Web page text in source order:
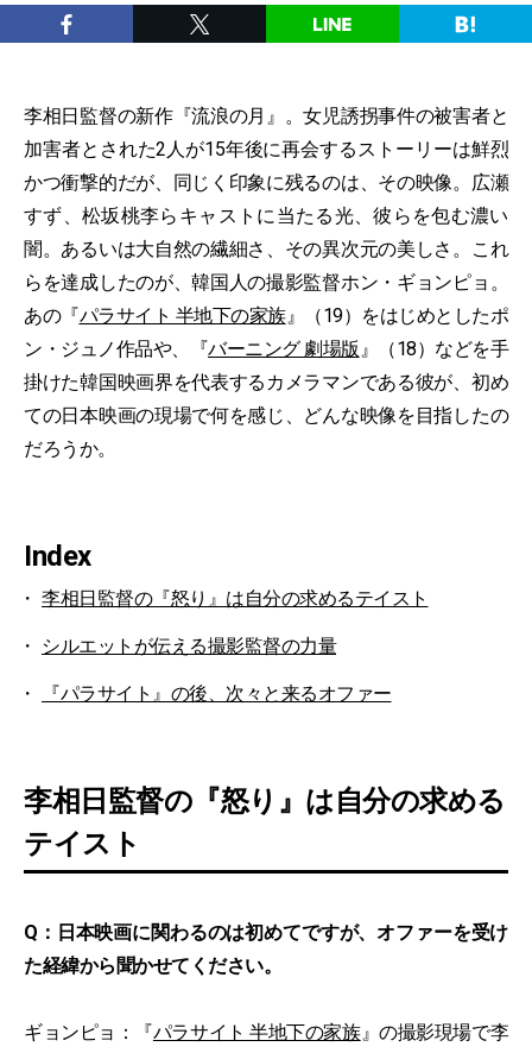
李相日監督の新作『流浪の月』。女児誘拐事件の被害者と
加害者とされた2人が15年後に再会するストーリーは鮮烈
かつ衝撃的だが、同じく印象に残るのは、その映像。広瀬
すず、松坂桃李らキャストに当たる光、彼らを包む濃い
闇。あるいは大自然の繊細さ、その異次元の美しさ。これ
らを達成したのが、韓国人の撮影監督ホン・ギョンピョ。
あの『パラサイト 半地下の家族』（19）をはじめとしたポ
ン・ジュノ作品や、『バーニング 劇場版 』（18）などを手
掛けた韓国映画界を代表するカメラマンである彼が、初め
ての日本映画の現場で何を感じ、どんな映像を目指したの
だろうか。
Index
李相日監督の『怒り』は自分の求めるテイスト
シルエットが伝える撮影監督の力量
『パラサイト』の後、次々と来るオファー
李相日監督の『怒り』は自分の求める
テイスト
Q：日本映画に関わるのは初めてですが、オファーを受け
た経緯から聞かせてください。
ギョンピョ：『パラサイト 半地下の家族』の撮影現場で李